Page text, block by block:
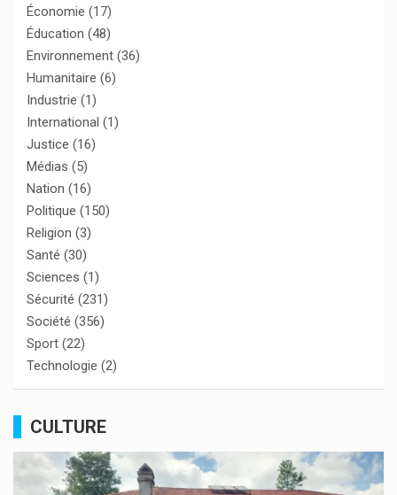
Économie (17)
Éducation (48)
Environnement (36)
Humanitaire (6)
Industrie (1)
International (1)
Justice (16)
Médias (5)
Nation (16)
Politique (150)
Religion (3)
Santé (30)
Sciences (1)
Sécurité (231)
Société (356)
Sport (22)
Technologie (2)
CULTURE